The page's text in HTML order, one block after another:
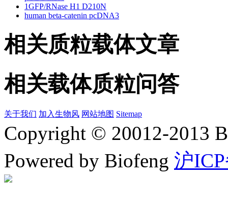
1GFP/RNase H1 D210N
human beta-catenin pcDNA3
相关质粒载体文章
相关载体质粒问答
关于我们 加入生物风 网站地图 Sitemap
Copyright © 20012-2013
Powered by Biofeng 沪